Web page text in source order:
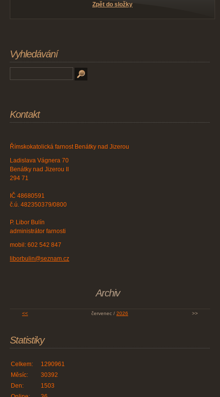
Zpět do složky
Vyhledávání
Kontakt
Římskokatolická farnost Benátky nad Jizerou
Ladislava Vágnera 70
Benátky nad Jizerou II
294 71
IČ 48680591
č.ú. 482350379/0800
P. Libor Bulín
administrátor farnosti
mobil: 602 542 847
liborbulin@seznam.cz
Archiv
<< červenec / 2026 >>
Statistiky
Celkem:
1290961
Měsíc:
30392
Den:
1503